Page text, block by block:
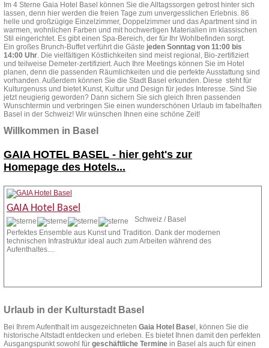
Im 4 Sterne Gaia Hotel Basel können Sie die Alltagssorgen getrost hinter sich
lassen, denn hier werden die freien Tage zum unvergesslichen Erlebnis. 86
helle und großzügige Einzelzimmer, Doppelzimmer und das Apartment sind in
warmen, wohnlichen Farben und mit hochwertigen Materialien im klassischen
Stil eingerichtet. Es gibt einen Spa-Bereich, der für Ihr Wohlbefinden sorgt.
Ein großes Brunch-Buffet verführt die Gäste jeden Sonntag von 11:00 bis
14:00 Uhr. Die vielfältigen Köstlichkeiten sind meist regional, Bio-zertifiziert
und teilweise Demeter-zertifiziert. Auch Ihre Meetings können Sie im Hotel
planen, denn die passenden Räumlichkeiten und die perfekte Ausstattung sind
vorhanden. Außerdem können Sie die Stadt Basel erkunden. Diese steht für
Kulturgenuss und bietet Kunst, Kultur und Design für jedes Interesse. Sind Sie
jetzt neugierig geworden? Dann sichern Sie sich gleich Ihren passenden
Wunschtermin und verbringen Sie einen wunderschönen Urlaub im fabelhaften
Basel in der Schweiz! Wir wünschen Ihnen eine schöne Zeit!
Willkommen in Basel
GAIA HOTEL BASEL - hier geht's zur
Homepage des Hotels...
GAIA Hotel Basel
Schweiz / Basel
Perfektes Ensemble aus Kunst und Tradition. Dank der modernen
technischen Infrastruktur ideal auch zum Arbeiten während des
Aufenthaltes....
Urlaub in der Kulturstadt Basel
Bei Ihrem Aufenthalt im ausgezeichneten Gaia Hotel Base l, können Sie die
historische Altstadt entdecken und erleben. Es bietet Ihnen damit den perfekten
Ausgangspunkt sowohl für geschäftliche Termine in Basel als auch für einen